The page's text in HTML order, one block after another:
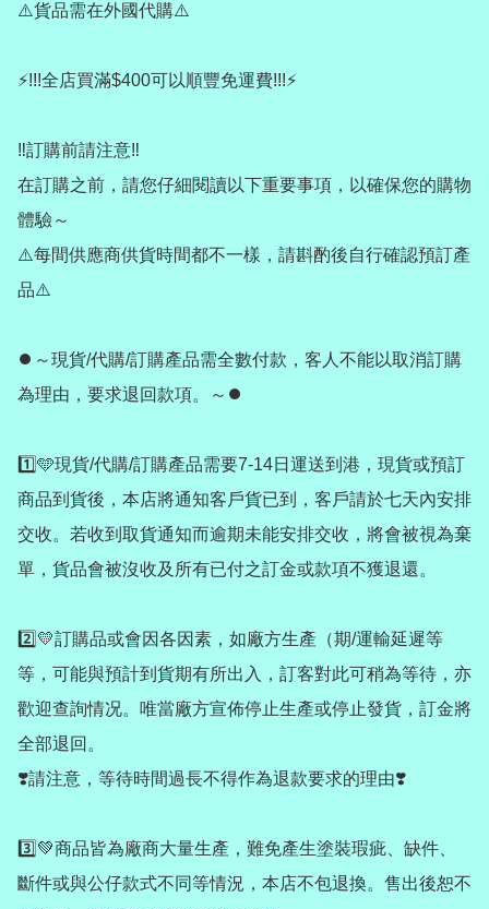
⚠️貨品需在外國代購⚠️
⚡️!!!全店買滿$400可以順豐免運費!!!⚡️
‼️訂購前請注意‼️
在訂購之前，請您仔細閱讀以下重要事項，以確保您的購物
體驗～
⚠️每間供應商供貨時間都不一樣，請斟酌後自行確認預訂產
品⚠️
⏺️～現貨/代購/訂購產品需全數付款，客人不能以取消訂購
為理由，要求退回款項。～⏺️
1️⃣🩵現貨/代購/訂購產品需要7-14日運送到港，現貨或預訂
商品到貨後，本店將通知客戶貨已到，客戶請於七天內安排
交收。若收到取貨通知而逾期未能安排交收，將會被視為棄
單，貨品會被沒收及所有已付之訂金或款項不獲退還。
2️⃣💛訂購品或會因各因素，如廠方生產（期/運輸延遲等
等，可能與預計到貨期有所出入，訂客對此可稍為等待，亦
歡迎查詢情况。唯當廠方宣佈停止生產或停止發貨，訂金將
全部退回。
❣️請注意，等待時間過長不得作為退款要求的理由❣️
3️⃣💚商品皆為廠商大量生產，難免產生塗裝瑕疵、缺件、
斷件或與公仔款式不同等情況，本店不包退換。售出後恕不